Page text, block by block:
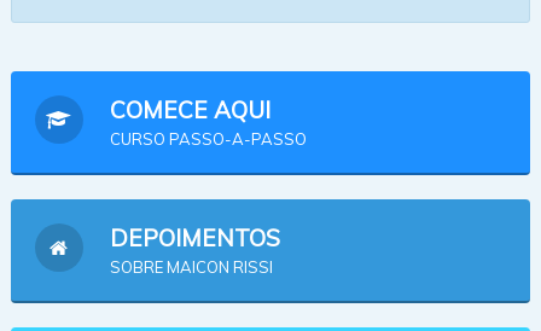
COMECE AQUI
CURSO PASSO-A-PASSO
DEPOIMENTOS
SOBRE MAICON RISSI